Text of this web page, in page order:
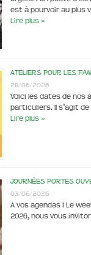
est à pourvoir au plus
Lire plus »
Ateliers pour les
28/06/2026
Voici les dates de nos
particuliers. Il s’agit
Lire plus »
Journées portes
03/06/2026
A vos agendas ! Le
2026, nous vous